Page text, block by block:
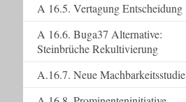
A 16.5. Vertagung Entscheidung
A 16.6. Buga37 Alternative:
Steinbrüche Rekultivierung
A.16.7. Neue Machbarkeitsstudie